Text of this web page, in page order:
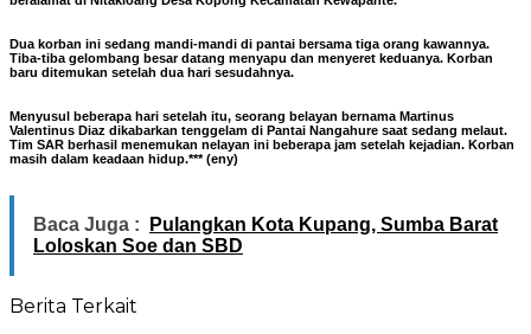
Dua korban ini sedang mandi-mandi di pantai bersama tiga orang kawannya.
Tiba-tiba gelombang besar datang menyapu dan menyeret keduanya. Korban
baru ditemukan setelah dua hari sesudahnya.
Menyusul beberapa hari setelah itu, seorang belayan bernama Martinus
Valentinus Diaz dikabarkan tenggelam di Pantai Nangahure saat sedang melaut.
Tim SAR berhasil menemukan nelayan ini beberapa jam setelah kejadian. Korban
masih dalam keadaan hidup.*** (eny)
Baca Juga :
Pulangkan Kota Kupang, Sumba Barat
Loloskan Soe dan SBD
Berita Terkait